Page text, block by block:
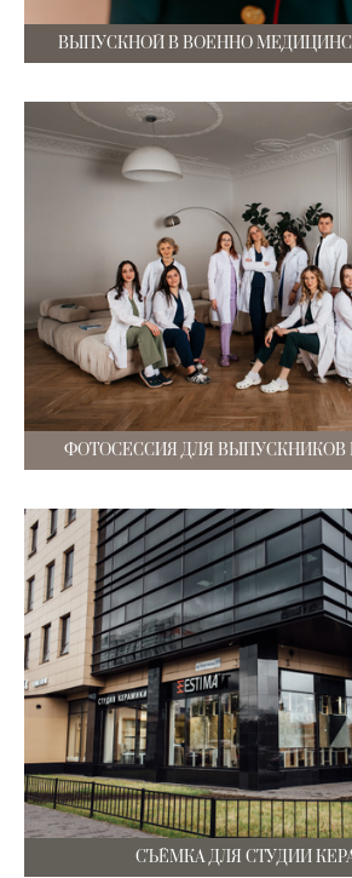
ВЫПУСКНОЙ В ВОЕННО
ФОТОСЕССИЯ ДЛЯ ВЫПУСКНИКОВ
СЪЁМКА ДЛЯ СТУДИИ